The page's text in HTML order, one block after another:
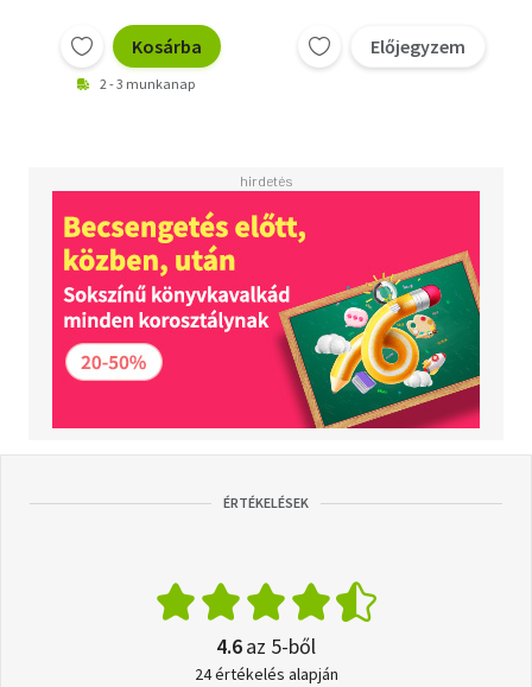
Kosárba
2 - 3 munkanap
Előjegyzem
ÉRTÉKELÉSEK
4.6az 5-ből
24 értékelés alapján